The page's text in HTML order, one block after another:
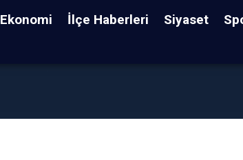
Ekonomi İlçe Haberleri Siyaset